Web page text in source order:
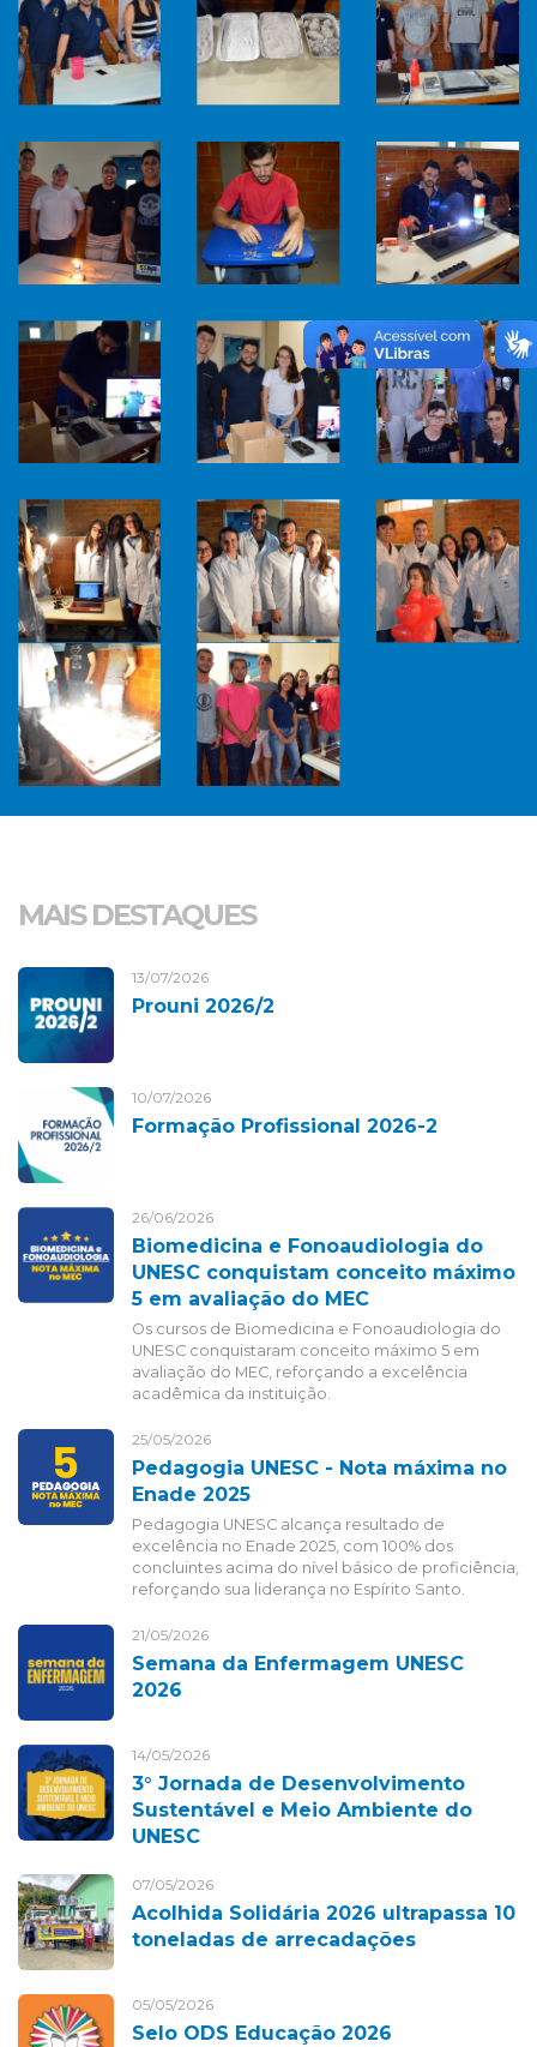
MAIS DESTAQUES
13/07/2026
Prouni 2026/2
10/07/2026
Formação Profissional 2026-2
26/06/2026
Biomedicina e Fonoaudiologia do
UNESC conquistam conceito máximo
5 em avaliação do MEC
Os cursos de Biomedicina e Fonoaudiologia do
UNESC conquistaram conceito máximo 5 em
avaliação do MEC, reforçando a excelência
acadêmica da instituição.
25/05/2026
Pedagogia UNESC - Nota máxima no
Enade 2025
Pedagogia UNESC alcança resultado de
excelência no Enade 2025, com 100% dos
concluintes acima do nível básico de proficiência,
reforçando sua liderança no Espírito Santo.
21/05/2026
Semana da Enfermagem UNESC
2026
14/05/2026
3° Jornada de Desenvolvimento
Sustentável e Meio Ambiente do
UNESC
07/05/2026
Acolhida Solidária 2026 ultrapassa 10
toneladas de arrecadações
05/05/2026
Selo ODS Educação 2026